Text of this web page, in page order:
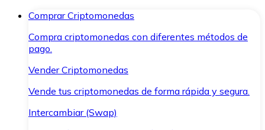
Comprar Criptomonedas
Compra criptomonedas con diferentes métodos de
pago.
Vender Criptomonedas
Vende tus criptomonedas de forma rápida y segura.
Intercambiar (Swap)